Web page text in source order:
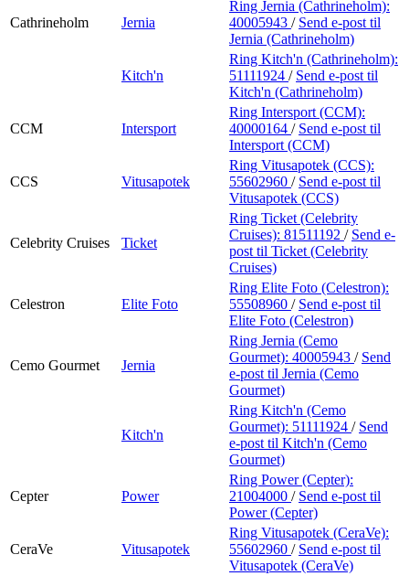
Cathrineholm Jernia
Ring Jernia (Cathrineholm):
40005943 / Send e-post til
Jernia (Cathrineholm)
Kitch'n
Ring Kitch'n (Cathrineholm):
51111924 / Send e-post til
Kitch'n (Cathrineholm)
CCM Intersport
Ring Intersport (CCM):
40000164 / Send e-post til
Intersport (CCM)
CCS Vitusapotek
Ring Vitusapotek (CCS):
55602960 / Send e-post til
Vitusapotek (CCS)
Celebrity Cruises Ticket
Ring Ticket (Celebrity
Cruises): 81511192 / Send e-
post til Ticket (Celebrity
Cruises)
Celestron Elite Foto
Ring Elite Foto (Celestron):
55508960 / Send e-post til
Elite Foto (Celestron)
Cemo Gourmet Jernia
Ring Jernia (Cemo
Gourmet): 40005943 / Send
e-post til Jernia (Cemo
Gourmet)
Kitch'n
Ring Kitch'n (Cemo
Gourmet): 51111924 / Send
e-post til Kitch'n (Cemo
Gourmet)
Cepter Power
Ring Power (Cepter):
21004000 / Send e-post til
Power (Cepter)
CeraVe Vitusapotek
Ring Vitusapotek (CeraVe):
55602960 / Send e-post til
Vitusapotek (CeraVe)